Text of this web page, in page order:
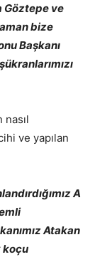
Göztepe ve
bize
Başkanı
nasıl
ve yapılan
A
Atakan
koçu